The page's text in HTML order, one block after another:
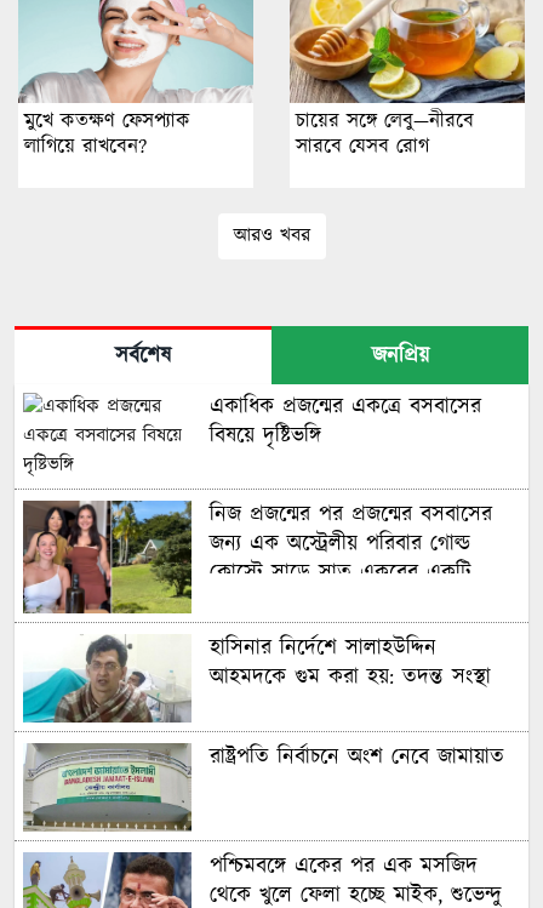
মুখে কতক্ষণ ফেসপ্যাক
লাগিয়ে রাখবেন?
চায়ের সঙ্গে লেবু—নীরবে
সারবে যেসব রোগ
আরও খবর
সর্বশেষ
জনপ্রিয়
একাধিক প্রজন্মের একত্রে বসবাসের
বিষয়ে দৃষ্টিভঙ্গি
নিজ প্রজন্মের পর প্রজন্মের বসবাসের
জন্য এক অস্ট্রেলীয় পরিবার গোল্ড
কোস্টে সাড়ে সাত একরের একটি
হাসিনার নির্দেশে সালাহউদ্দিন
আহমদকে গুম করা হয়: তদন্ত সংস্থা
রাষ্ট্রপতি নির্বাচনে অংশ নেবে জামায়াত
পশ্চিমবঙ্গে একের পর এক মসজিদ
থেকে খুলে ফেলা হচ্ছে মাইক, শুভেন্দু